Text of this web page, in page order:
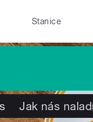
Stanice
Jak nás